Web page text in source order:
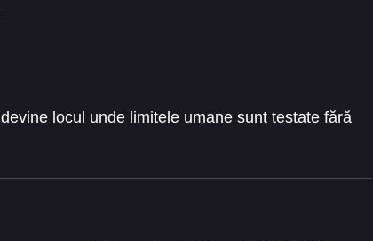
devine locul unde limitele umane sunt testate fără